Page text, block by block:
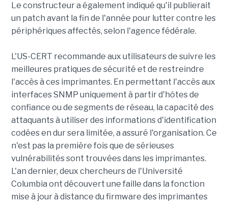
Le constructeur a également indiqué qu'il publierait
un patch avant la fin de l'année pour lutter contre les
périphériques affectés, selon l'agence fédérale.
L'US-CERT recommande aux utilisateurs de suivre les
meilleures pratiques de sécurité et de restreindre
l'accès à ces imprimantes. En permettant l'accès aux
interfaces SNMP uniquement à partir d'hôtes de
confiance ou de segments de réseau, la capacité des
attaquants à utiliser des informations d'identification
codées en dur sera limitée, a assuré l'organisation. Ce
n'est pas la première fois que de sérieuses
vulnérabilités sont trouvées dans les imprimantes.
L'an dernier, deux chercheurs de l'Université
Columbia ont découvert une faille dans la fonction
mise à jour à distance du firmware des imprimantes